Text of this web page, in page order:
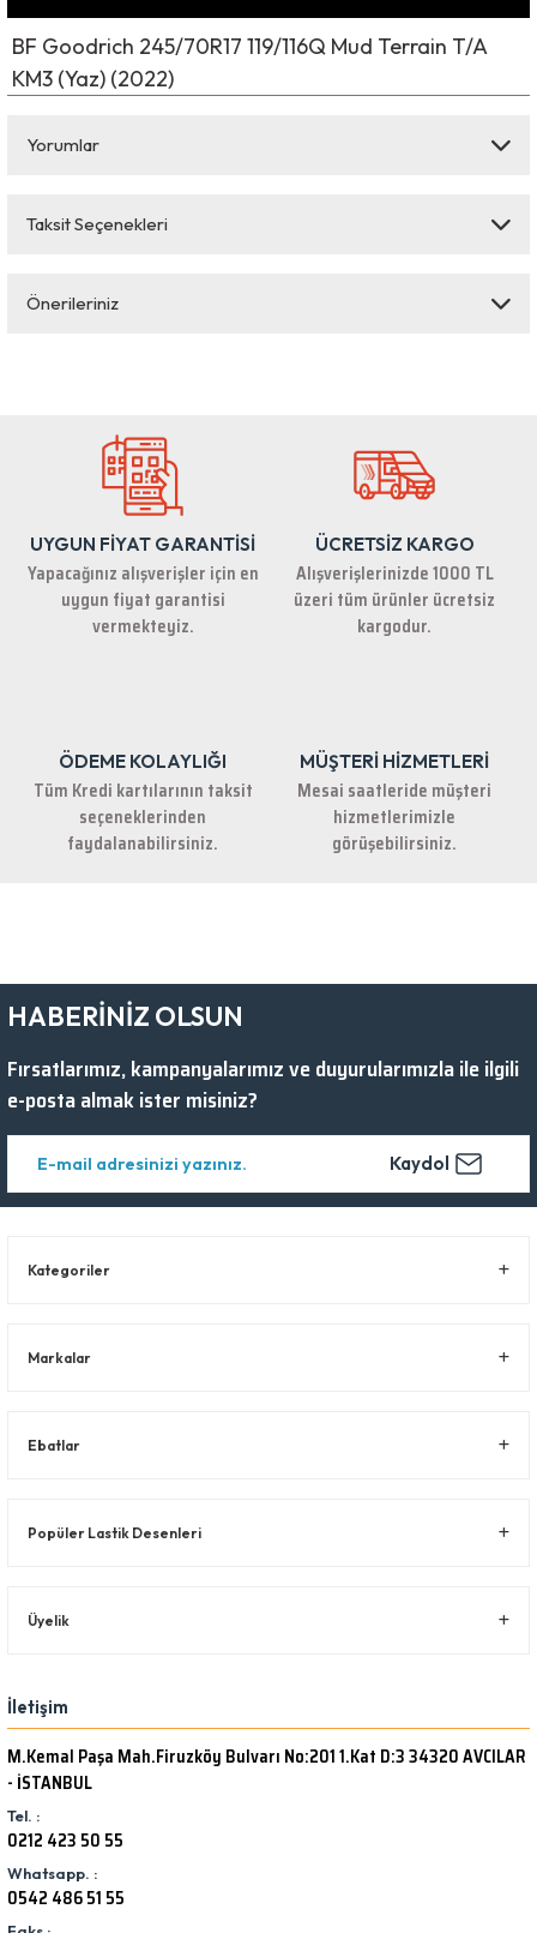
BF Goodrich 245/70R17 119/116Q Mud Terrain T/A
KM3 (Yaz) (2022)
Yorumlar
Bu ürüne ilk yorumu siz yapın!
Taksit Seçenekleri
Önerileriniz
Ürün resmi kalitesiz, bozuk veya görüntülenemiyor.
Ürün açıklamasında eksik bilgiler bulunuyor.
Ürün bilgilerinde hatalar bulunuyor.
Ürün fiyatı diğer sitelerden daha pahalı.
Bu ürüne benzer farklı alternatifler olmalı.
UYGUN FİYAT GARANTİSİ
Yapacağınız alışverişler için en
uygun fiyat garantisi
vermekteyiz.
ÜCRETSİZ KARGO
Alışverişlerinizde 1000 TL
üzeri tüm ürünler ücretsiz
kargodur.
ÖDEME KOLAYLIĞI
Tüm Kredi kartılarının taksit
seçeneklerinden
faydalanabilirsiniz.
MÜŞTERİ HİZMETLERİ
Mesai saatleride müşteri
hizmetlerimizle
görüşebilirsiniz.
HABERİNİZ OLSUN
Fırsatlarımız, kampanyalarımız ve duyurularımızla ile ilgili
e-posta almak ister misiniz?
Kaydol
Kategoriler
Markalar
Ebatlar
Popüler Lastik Desenleri
Üyelik
İletişim
M.Kemal Paşa Mah.Firuzköy Bulvarı No:201 1.Kat D:3 34320 AVCILAR
- İSTANBUL
Tel. :
0212 423 50 55
Whatsapp. :
0542 486 51 55